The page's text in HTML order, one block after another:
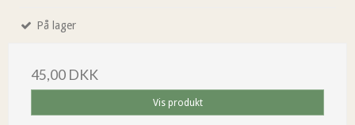
På lager
45,00 DKK
Vis produkt